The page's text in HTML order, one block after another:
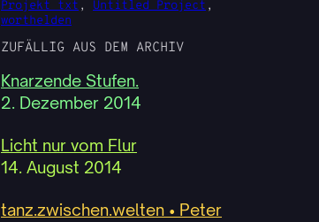
Projekt txt , Untitled Project
worthelden
ZUFÄLLIG AUS DEM ARCHIV
Knarzende Stufen.
2. Dezember 2014
Licht nur vom Flur
14. August 2014
tanz.zwischen.welten • Peter